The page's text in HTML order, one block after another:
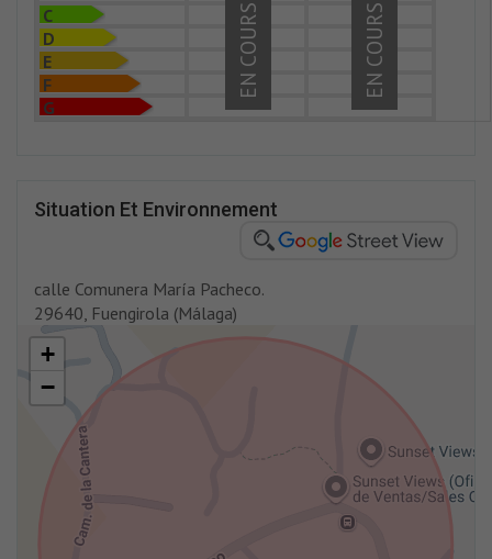
C
D
E
F
G
EN COURS
EN COURS
Situation Et Environnement
calle Comunera María Pacheco.
29640, Fuengirola (Málaga)
+
−